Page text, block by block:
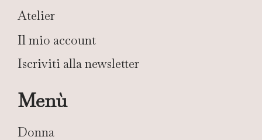
Atelier
Il mio account
Iscriviti alla newsletter
Menù
Donna